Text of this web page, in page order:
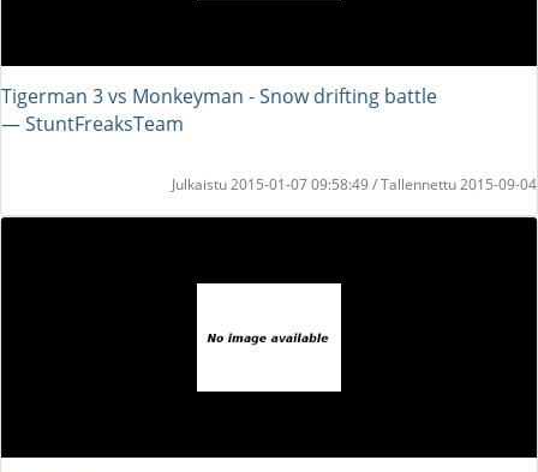
Tigerman 3 vs Monkeyman - Snow drifting battle
― StuntFreaksTeam
Julkaistu 2015-01-07 09:58:49 / Tallennettu 2015-09-04